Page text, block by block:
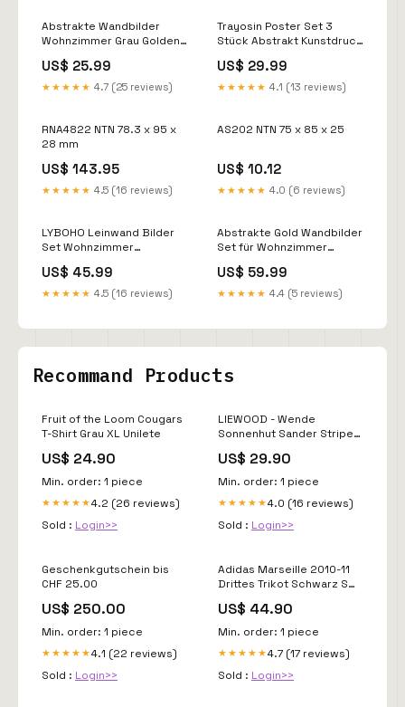
Abstrakte Wandbilder
Wohnzimmer Grau Golden
Retourenquote // Listing
wird optimiert siehe
US$ 25.99
★★★★★ 4.7 (25 reviews)
Trayosin Poster Set 3
Stück Abstrakt Kunstdruck
otto.de ausblenden
aufgrund schlechter
US$ 29.99
★★★★★ 4.1 (13 reviews)
RNA4822 NTN 78.3 x 95 x
28 mm
US$ 143.95
★★★★★ 4.5 (16 reviews)
AS202 NTN 75 x 85 x 25
US$ 10.12
★★★★★ 4.0 (6 reviews)
LYBOHO Leinwand Bilder
Set Wohnzimmer
Artikel über Kaufland.de
bestellt
US$ 45.99
★★★★★ 4.5 (16 reviews)
Abstrakte Gold Wandbilder
Set für Wohnzimmer
Einkauf Zeitaufwand
Pauschale
US$ 59.99
★★★★★ 4.4 (5 reviews)
Recommand Products
Fruit of the Loom Cougars
T-Shirt Grau XL Unilete
US$ 24.90
Min. order: 1 piece
★★★★★4.2 (26 reviews)
Sold : Login>>
LIEWOOD - Wende
Sonnenhut Sander Stripe
Rahmen
US$ 29.90
Min. order: 1 piece
★★★★★4.0 (16 reviews)
Sold : Login>>
Geschenkgutschein bis
CHF 25.00
US$ 250.00
Min. order: 1 piece
★★★★★4.1 (22 reviews)
Sold : Login>>
Adidas Marseille 2010-11
Drittes Trikot Schwarz S
US$ 44.90
Min. order: 1 piece
★★★★★4.7 (17 reviews)
Sold : Login>>